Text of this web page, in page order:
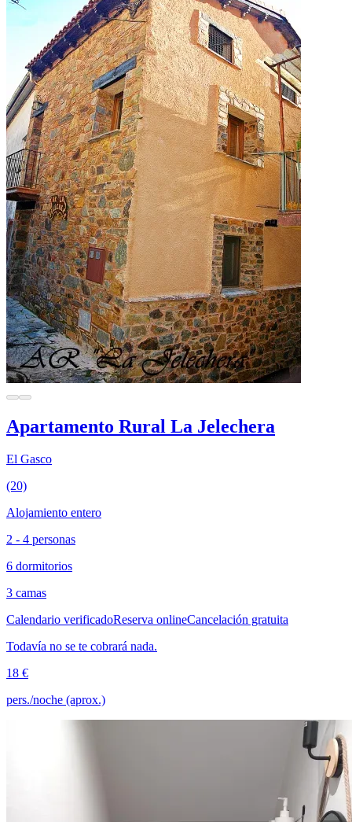
Apartamento Rural La Jelechera
El Gasco
(20)
Alojamiento entero
2 - 4 personas
6 dormitorios
3 camas
Calendario verificadoReserva onlineCancelación gratuita
Todavía no se te cobrará nada.
18 €
pers./noche (aprox.)